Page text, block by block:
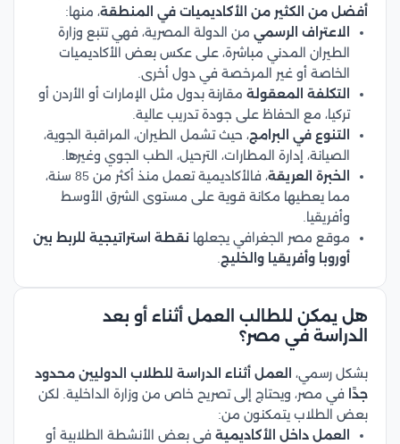
أفضل من الكثير من الأكاديميات في المنطقة، منها:
الاعتراف الرسمي من الدولة المصرية، فهي تتبع وزارة
الطيران المدني مباشرة، على عكس بعض الأكاديميات
الخاصة أو غير المرخصة في دول أخرى.
التكلفة المعقولة مقارنة بدول مثل الإمارات أو الأردن أو
تركيا، مع الحفاظ على جودة تدريب عالية.
التنوع في البرامج، حيث تشمل الطيران، المراقبة الجوية،
الصيانة، إدارة المطارات، الترحيل، الطب الجوي وغيرها.
الخبرة العريقة
، فالأكاديمية تعمل منذ أكثر من 85 سنة،
مما يعطيها مكانة قوية على مستوى الشرق الأوسط
وأفريقيا.
موقع مصر الجغرافي يجعلها نقطة استراتيجية للربط بين
أوروبا وأفريقيا والخليج
هل يمكن للطالب العمل أثناء أو بعد
الدراسة في مصر؟
بشكل رسمي،
العمل أثناء الدراسة للطلاب الدوليين محدود
جدًا في مصر، ويحتاج إلى تصريح خاص من وزارة الداخلية. لكن
بعض الطلاب يتمكنون من:
العمل داخل الأكاديمية في بعض الأنشطة الطلابية أو